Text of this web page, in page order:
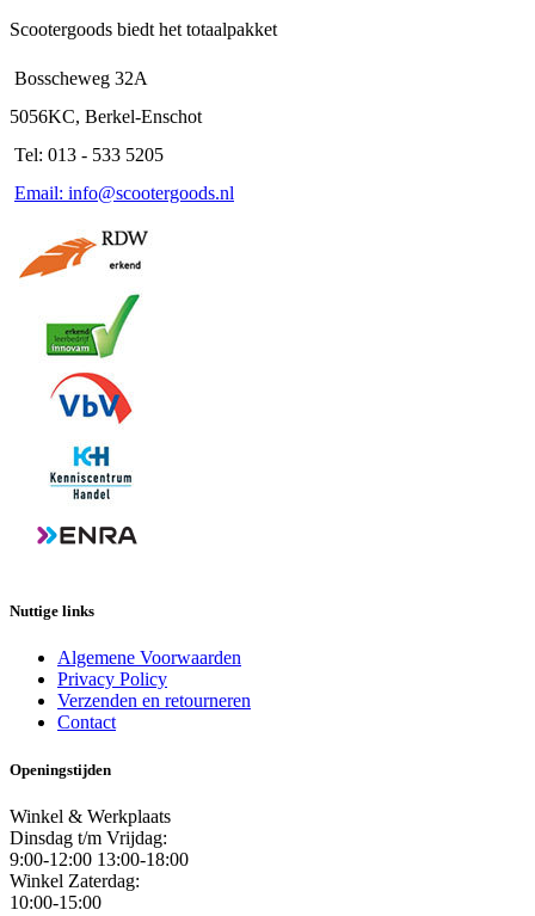
Scootergoods biedt het totaalpakket
Bosscheweg 32A
5056KC, Berkel-Enschot
Tel: 013 - 533 5205
Email: info@scootergoods.nl
Nuttige links
Algemene Voorwaarden
Privacy Policy
Verzenden en retourneren
Contact
Openingstijden
Winkel & Werkplaats
Dinsdag t/m Vrijdag:
9:00-12:00 13:00-18:00
Winkel Zaterdag:
10:00-15:00